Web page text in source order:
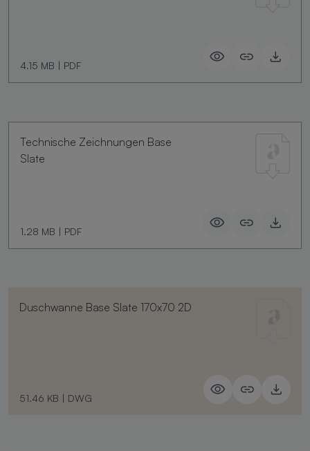
4.15 MB | PDF
Technische Zeichnungen Base
Slate
1.28 MB | PDF
Duschwanne Base Slate 170x70 2D
51.46 KB | DWG